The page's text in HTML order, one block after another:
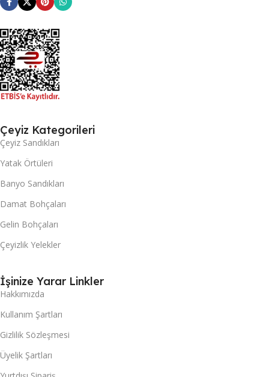
Çeyiz Kategorileri
Çeyiz Sandıkları
Yatak Örtüleri
Banyo Sandıkları
Damat Bohçaları
Gelin Bohçaları
Çeyizlik Yelekler
İşinize Yarar Linkler
Hakkımızda
Kullanım Şartları
Gizlilik Sözleşmesi
Üyelik Şartları